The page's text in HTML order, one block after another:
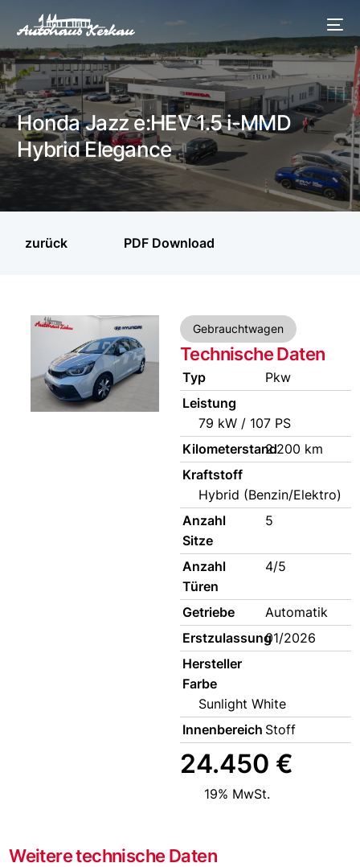
Honda Jazz e:HEV 1.5 i-MMD
Hybrid Elegance
zurück PDF Download
Gebrauchtwagen
Technische Daten
Typ
Pkw
Leistung
79 kW / 107 PS
Kilometerstand2.200 km
Kraftstoff
Hybrid (Benzin/Elektro)
Anzahl
Sitze
5
Anzahl
Türen
4/5
Getriebe
Automatik
Erstzulassung01/2026
Hersteller
Farbe
Sunlight White
Innenbereich Stoff
24.450 €
19% MwSt.
Weitere technische Daten